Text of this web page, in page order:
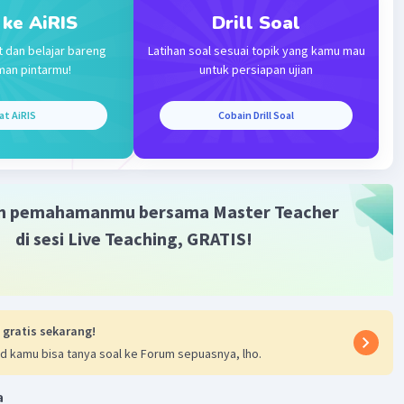
5.0(1)
12:46
AiRIS
dan belajar bareng
pintarmu!
AiRIS
Drill Soal
Latihan soal sesuai topik yang kamu mau
untuk persiapan ujian
Cobain Drill Soal
pemahamanmu bersama Master Teacher
di sesi Live Teaching, GRATIS!
gratis sekarang!
kamu bisa tanya soal ke Forum sepuasnya, lho.